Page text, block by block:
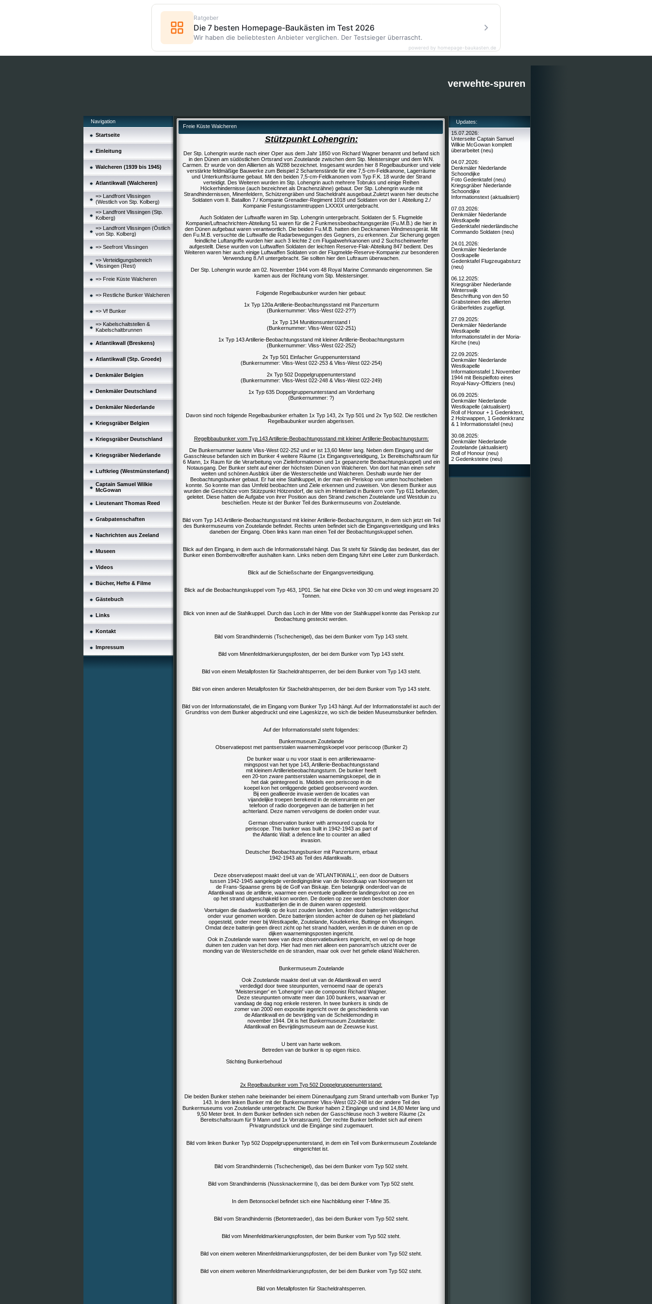
verwehte-spuren
Navigation
Startseite
Einleitung
Walcheren (1939 bis 1945)
Atlantikwall (Walcheren)
=> Landfront Vlissingen
(Westlich von Stp. Kolberg)
=> Landfront Vlissingen (Stp.
Kolberg)
=> Landfront Vlissingen (Östlich
von Stp. Kolberg)
=> Seefront Vlissingen
=> Verteidigungsbereich
Vlissingen (Rest)
=> Freie Küste Walcheren
=> Restliche Bunker Walcheren
=> Vf Bunker
=> Kabelschaltstellen &
Kabelschaltbrunnen
Atlantikwall (Breskens)
Atlantikwall (Stp. Groede)
Denkmäler Belgien
Denkmäler Deutschland
Denkmäler Niederlande
Kriegsgräber Belgien
Kriegsgräber Deutschland
Kriegsgräber Niederlande
Luftkrieg (Westmünsterland)
Captain Samuel Wilkie
McGowan
Lieutenant Thomas Reed
Grabpatenschaften
Nachrichten aus Zeeland
Museen
Videos
Bücher, Hefte & Filme
Gästebuch
Links
Kontakt
Impressum
Freie Küste Walcheren
Stützpunkt Lohengrin:
Der Stp. Lohengrin wurde nach einer Oper aus dem Jahr 1850 von Richard Wagner benannt und befand sich
in den Dünen am südöstlichen Ortsrand von Zoutelande zwischen dem Stp. Meistersinger und dem W.N.
Carmen. Er wurde von den Alliierten als W288 bezeichnet. Insgesamt wurden hier 8 Regelbaubunker und viele
verstärkte feldmäßige Bauwerke zum Beispiel 2 Schartenstände für eine 7,5-cm-Feldkanone, Lagerräume
und Unterkunftsräume gebaut. Mit den beiden 7,5-cm-Feldkanonen vom Typ F.K. 18 wurde der Strand
verteidigt. Des Weiteren wurden im Stp. Lohengrin auch mehrere Tobruks und einige Reihen
Höckerhindernisse (auch bezeichnet als Drachenzähne) gebaut. Der Stp. Lohengrin wurde mit
Strandhindernissen, Minenfeldern, Schützengräben und Stacheldraht ausgebaut.Zuletzt waren hier deutsche
Soldaten vom II. Bataillon 7./ Kompanie Grenadier-Regiment 1018 und Soldaten von der I. Abteilung 2./
Kompanie Festungsstammtruppen LXXXIX untergebracht.
Auch Soldaten der Luftwaffe waren im Stp. Lohengrin untergebracht. Soldaten der 5. Flugmelde
Kompanie/Luftnachrichten-Abteilung 51 waren für die 2 Funkmessbeobachtungsgeräte (Fu.M.B.) die hier in
den Dünen aufgebaut waren verantwortlich. Die beiden Fu.M.B. hatten den Decknamen Windmessgerät. Mit
den Fu.M.B. versuchte die Luftwaffe die Radarbewegungen des Gegners, zu erkennen. Zur Sicherung gegen
feindliche Luftangriffe wurden hier auch 3 leichte 2 cm Flugabwehrkanonen und 2 Suchscheinwerfer
aufgestellt. Diese wurden von Luftwaffen Soldaten der leichten Reserve-Flak-Abteilung 847 bedient. Des
Weiteren waren hier auch einige Luftwaffen Soldaten von der Flugmelde-Reserve-Kompanie zur besonderen
Verwendung 8./VI untergebracht. Sie sollten hier den Luftraum überwachen.
Der Stp. Lohengrin wurde am 02. November 1944 vom 48 Royal Marine Commando eingenommen. Sie
kamen aus der Richtung vom Stp. Meistersinger.
Folgende Regelbaubunker wurden hier gebaut:
1x Typ 120a Artillerie-Beobachtungsstand mit Panzerturm
(Bunkernummer: Vliss-West 022-2??)
1x Typ 134 Munitionsunterstand I
(Bunkernummer: Vliss-West 022-251)
1x Typ 143 Artillerie-Beobachtungsstand mit kleiner Artillerie-Beobachtungsturm
(Bunkernummer: Vliss-West 022-252)
2x Typ 501 Einfacher Gruppenunterstand
(Bunkernummer: Vliss-West 022-253 & Vliss-West 022-254)
2x Typ 502 Doppelgruppenunterstand
(Bunkernummer: Vliss-West 022-248 & Vliss-West 022-249)
1x Typ 635 Doppelgruppenunterstand am Vorderhang
(Bunkernummer: ?)
Davon sind noch folgende Regelbaubunker erhalten 1x Typ 143, 2x Typ 501 und 2x Typ 502. Die restlichen
Regelbaubunker wurden abgerissen.
Regelbbaubunker vom Typ 143 Artillerie-Beobachtungsstand mit kleiner Artillerie-Beobachtungsturm:
Die Bunkernummer lautete Vliss-West 022-252 und er ist 13,60 Meter lang. Neben dem Eingang und der
Gasschleuse befanden sich im Bunker 4 weitere Räume (1x Eingangsverteidigung, 1x Bereitschaftsraum für
6 Mann, 1x Raum für die Verarbeitung von Zielinformationen und 1x gepanzerte Beobachtungskuppel) und ein
Notausgang. Der Bunker steht auf einer der höchsten Dünen von Walcheren. Von dort hat man einen sehr
weiten und schönen Ausblick über die Westerschelde und Walcheren. Deshalb wurde hier der
Beobachtungsbunker gebaut. Er hat eine Stahlkuppel, in der man ein Periskop von unten hochschieben
konnte. So konnte man das Umfeld beobachten und Ziele erkennen und zuweisen. Von diesem Bunker aus
wurden die Geschütze vom Stützpunkt Hötzendorf, die sich im Hinterland in Bunkern vom Typ 611 befanden,
geleitet. Diese hatten die Aufgabe von ihrer Position aus den Strand zwischen Zoutelande und Westduin zu
beschießen. Heute ist der Bunker Teil des Bunkermuseums von Zoutelande.
Bild vom Typ 143 Artillerie-Beobachtungsstand mit kleiner Artillerie-Beobachtungsturm, in dem sich jetzt ein Teil
des Bunkermuseums von Zoutelande befindet. Rechts unten befindet sich die Eingangsverteidigung und links
daneben der Eingang. Oben links kann man einen Teil der Beobachtungskuppel sehen.
Blick auf den Eingang, in dem auch die Informationstafel hängt. Das St steht für Ständig das bedeutet, das der
Bunker einen Bombenvolltreffer aushalten kann. Links neben dem Eingang führt eine Leiter zum Bunkerdach.
Blick auf die Schießscharte der Eingangsverteidigung.
Blick auf die Beobachtungskuppel vom Typ 463, 1P01. Sie hat eine Dicke von 30 cm und wiegt insgesamt 20
Tonnen.
Blick von innen auf die Stahlkuppel. Durch das Loch in der Mitte von der Stahlkuppel konnte das Periskop zur
Beobachtung gesteckt werden.
Bild vom Strandhindernis (Tschechenigel), das bei dem Bunker vom Typ 143 steht.
Bild vom Minenfeldmarkierungspfosten, der bei dem Bunker vom Typ 143 steht.
Bild von einem Metallpfosten für Stacheldrahtsperren, der bei dem Bunker vom Typ 143 steht.
Bild von einen anderen Metallpfosten für Stacheldrahtsperren, der bei dem Bunker vom Typ 143 steht.
Bild von der Informationstafel, die im Eingang vom Bunker Typ 143 hängt. Auf der Informationstafel ist auch der
Grundriss von dem Bunker abgedruckt und eine Lageskizze, wo sich die beiden Museumsbunker befinden.
Auf der Informationstafel steht folgendes:
Bunkermuseum Zoutelande
Observatiepost met pantserstalen waarnemingskoepel voor periscoop (Bunker 2)
De bunker waar u nu voor staat is een artilleriewaarne-
mingspost van het type 143, Artillerie-Beobachtungsstand
mit kleinem Artilleriebeobachtungsturm. De bunker heeft
een 20-ton zware pantserstalen waarnemingskoepel, die in
het dak geintegreed is. Middels een periscoop in de
koepel kon het omliggende gebied geobserveerd worden.
Bij een geallieerde invasie werden de locaties van
vijandelijke troepen berekend in de rekenruimte en per
telefoon of radio doorgegeven aan de batterijen in het
achterland. Deze namen vervolgens de doelen onder vuur.
German observation bunker with armoured cupola for
periscope. This bunker was built in 1942-1943 as part of
the Atlantic Wall: a defence line to counter an allied
invasion.
Deutscher Beobachtungsbunker mit Panzerturm, erbaut
1942-1943 als Teil des Atlantikwalls.
Deze observatiepost maakt deel uit van de 'ATLANTIKWALL', een door de Duitsers
tussen 1942-1945 aangelegde verdedigingslinie van de Noordkaap van Noorwegen tot
de Frans-Spaanse grens bij de Golf van Biskaje. Een belangrijk onderdeel van de
Atlantikwall was de artillerie, waarmee een eventuele geallieerde landingsvloot op zee en
op het strand uitgeschakeld kon worden. De doelen op zee werden beschoten door
kustbatterijen die in de duinen waren opgesteld.
Voertuigen die daadwerkelijk op de kust zouden landen, konden door batterijen veldgeschut
onder vuur genomen worden. Deze batterijen stonden achter de duinen op het platteland
opgesteld, onder meer bij Westkapelle, Zoutelande, Koudekerke, Buttinge en Vlissingen.
Omdat deze batterijn geen direct zicht op het strand hadden, werden in de duinen en op de
dijken waarnemingsposten ingericht.
Ook in Zoutelande waren twee van deze observatiebunkers ingericht, en wel op de hoge
duinen ten zuiden van het dorp. Hier had men niet alleen een panoram'sch uitzicht over de
monding van de Westerschelde en de stranden, maar ook over het gehele eiland Walcheren.
Bunkermuseum Zoutelande
Ook Zoutelande maakte deel uit van de Atlantikwall en werd
verdedigd door twee steunpunten, vernoemd naar de opera's
'Meistersinger' en 'Lohengrin' van de componist Richard Wagner.
Deze steunpunten omvatte meer dan 100 bunkers, waarvan er
vandaag de dag nog enkele resteren. In twee bunkers is sinds de
zomer van 2000 een expositie ingericht over de geschiedenis van
de Atlantikwall en de bevrijding van de Scheldemonding in
november 1944. Dit is het Bunkermuseum Zoutelande:
Atlantikwall en Bevrijdingsmuseum aan de Zeeuwse kust.
U bent van harte welkom.
Betreden van de bunker is op eigen risico.
Stichting Bunkerbehoud
2x Regelbaubunker vom Typ 502 Doppelgruppenunterstand:
Die beiden Bunker stehen nahe beieinander bei einem Dünenaufgang zum Strand unterhalb vom Bunker Typ
143. In dem linken Bunker mit der Bunkernummer Vliss-West 022-248 ist der andere Teil des
Bunkermuseums von Zoutelande untergebracht. Die Bunker haben 2 Eingänge und sind 14,80 Meter lang und
9,50 Meter breit. In dem Bunker befinden sich neben der Gasschleuse noch 3 weitere Räume (2x
Bereitschaftsraum für 9 Mann und 1x Vorratsraum). Der rechte Bunker befindet sich auf einem
Privatgrundstück und die Eingänge sind zugemauert.
Bild vom linken Bunker Typ 502 Doppelgruppenunterstand, in dem ein Teil vom Bunkermuseum Zoutelande
eingerichtet ist.
Bild vom Strandhindernis (Tschechenigel), das bei dem Bunker vom Typ 502 steht.
Bild vom Strandhindernis (Nussknackermine I), das bei dem Bunker vom Typ 502 steht.
In dem Betonsockel befindet sich eine Nachbildung einer T-Mine 35.
Bild vom Strandhindernis (Betontetraeder), das bei dem Bunker vom Typ 502 steht.
Bild vom Minenfeldmarkierungspfosten, der beim Bunker vom Typ 502 steht.
Bild von einem weiteren Minenfeldmarkierungspfosten, der bei dem Bunker vom Typ 502 steht.
Bild von einem weiteren Minenfeldmarkierungspfosten, der bei dem Bunker vom Typ 502 steht.
Bild von Metallpfosten für Stacheldrahtsperren.
Updates:
15.07.2026:
Unterseite Captain Samuel
Wilkie McGowan komplett
überarbeitet (neu)
04.07.2026:
Denkmäler Niederlande
Schoondijke
Foto Gedenktafel (neu)
Kriegsgräber Niederlande
Schoondijke
Informationstext (aktualisiert)
07.03.2026:
Denkmäler Niederlande
Westkapelle
Gedenktafel niederländische
Commando Soldaten (neu)
24.01.2026:
Denkmäler Niederlande
Oostkapelle
Gedenktafel Flugzeugabsturz
(neu)
06.12.2025:
Kriegsgräber Niederlande
Winterswijk
Beschriftung von den 50
Grabsteinen des alliierten
Gräberfeldes zugefügt.
27.09.2025:
Denkmäler Niederlande
Westkapelle
Informationstafel in der Moria-
Kirche (neu)
22.09.2025:
Denkmäler Niederlande
Westkapelle
Informationstafel 1.November
1944 mit Beispielfoto eines
Royal-Navy-Offiziers (neu)
06.09.2025:
Denkmäler Niederlande
Westkapelle (aktualisiert)
Roll of Honour + 1 Gedenktext,
2 Holzwappen, 1 Gedenkkranz
& 1 Informationstafel (neu)
30.08.2025:
Denkmäler Niederlande
Zoutelande (aktualisiert)
Roll of Honour (neu)
2 Gedenksteine (neu)
Ratgeber
Die 7 besten Homepage-Baukästen im Test 2026
Wir haben die beliebtesten Anbieter verglichen. Der Testsieger überrascht.
powered by homepage-baukasten.de